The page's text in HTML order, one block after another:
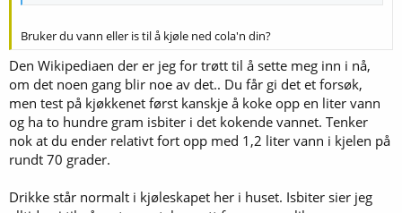
Bruker du vann eller is til å kjøle ned cola'n din?
Den Wikipediaen der er jeg for trøtt til å sette meg inn i nå,
om det noen gang blir noe av det.. Du får gi det et forsøk,
men test på kjøkkenet først kanskje å koke opp en liter vann
og ha to hundre gram isbiter i det kokende vannet. Tenker
nok at du ender relativt fort opp med 1,2 liter vann i kjelen på
rundt 70 grader.
Drikke står normalt i kjøleskapet her i huset. Isbiter sier jeg